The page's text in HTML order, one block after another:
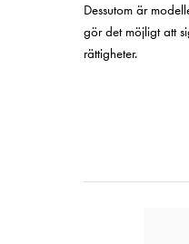
Dessutom är
gör det möjligt att
rättigheter.